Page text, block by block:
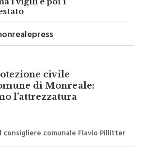
i vigili e poi i
civile
di Monreale:
l’attrezzatura